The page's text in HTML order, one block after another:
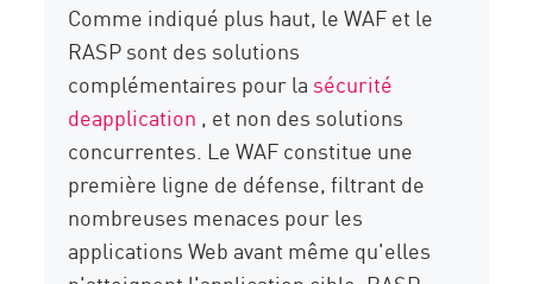
Comme indiqué plus haut, le WAF et le
RASP sont des solutions
complémentaires pour la sécurité
deapplication , et non des solutions
concurrentes. Le WAF constitue une
première ligne de défense, filtrant de
nombreuses menaces pour les
applications Web avant même qu'elles